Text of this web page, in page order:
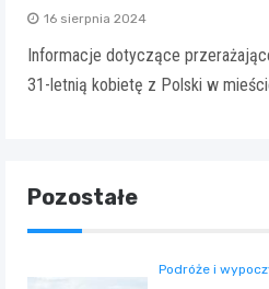
16 sierpnia 2024
Informacje dotyczące
31-letnią kobietę z Polski w
Pozostałe
Podróże i